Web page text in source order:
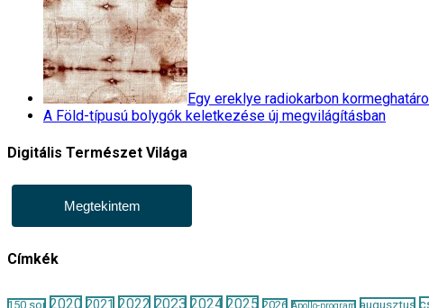
Egy ereklye radiokarbon
A Föld-típusú bolygók keletkezése új megvilágításban
Digitális Természet Világa
Megtekintem
Címkék
150 sor 2020 2021 2022 2023 2024 2025 2026 Apollo-program augusztus